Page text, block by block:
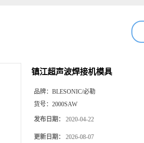
镇江超声波焊接机模具
品牌： BLESONIC/必勒
货号： 2000SAW
发布日期： 2020-04-22
更新日期： 2026-08-07